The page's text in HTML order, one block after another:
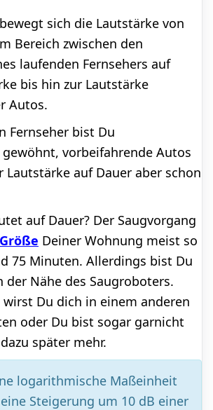
sich die Lautstärke von
Bereich zwischen den
laufenden Fernsehers auf
bis hin zur Lautstärke
Autos.
Fernseher bist Du
vorbeifahrende Autos
Lautstärke auf Dauer aber schon
auf Dauer? Der Saugvorgang
Größe Deiner Wohnung meist so
75 Minuten. Allerdings bist Du
Nähe des Saugroboters.
Du dich in einem anderen
oder Du bist sogar garnicht
später mehr.
logarithmische Maßeinheit
Steigerung um 10 dB einer